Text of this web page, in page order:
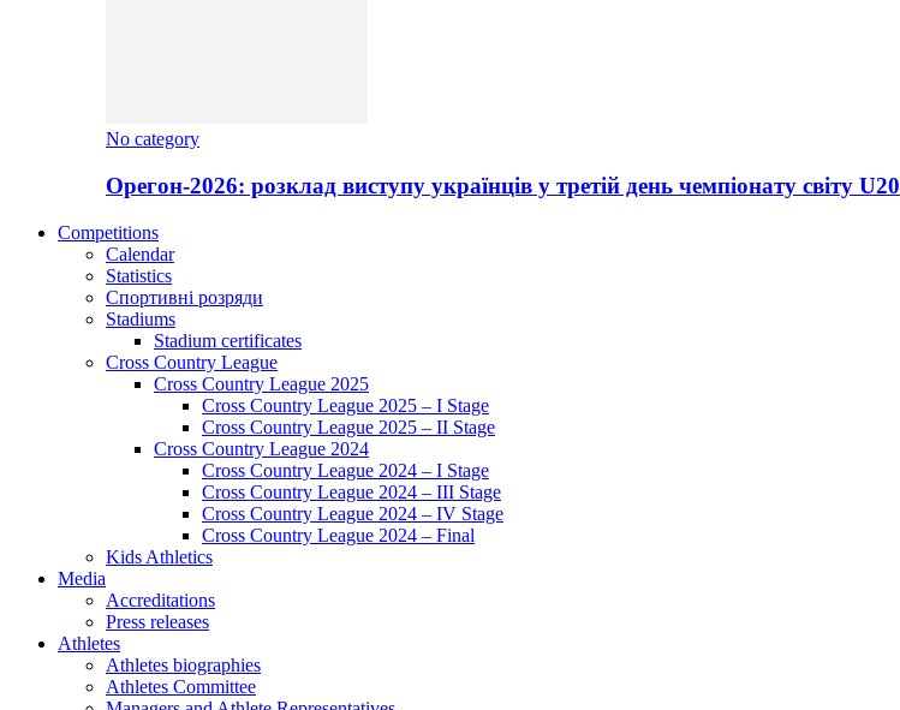
No category
Орегон-2026: розклад виступу українців у третій день чемпіонату світу U20
Competitions
Calendar
Statistics
Спортивні розряди
Stadiums
Stadium certificates
Cross Country League
Cross Country League 2025
Cross Country League 2025 – I Stage
Cross Country League 2025 – II Stage
Cross Country League 2024
Cross Country League 2024 – I Stage
Cross Country League 2024 – III Stage
Cross Country League 2024 – IV Stage
Cross Country League 2024 – Final
Kids Athletics
Media
Accreditations
Press releases
Athletes
Athletes biographies
Athletes Committee